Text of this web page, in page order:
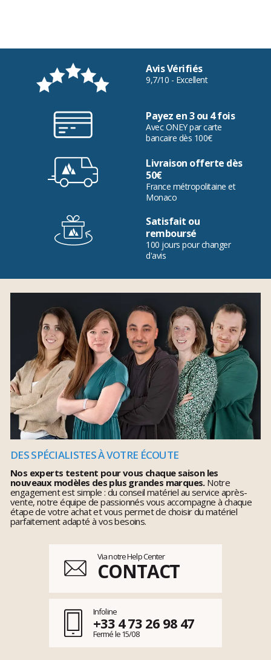
Avis Vérifiés
9,7/10 - Excellent
Payez en 3 ou 4 fois
Avec ONEY par carte
bancaire dès 100€
Livraison offerte dès
50€
France métropolitaine et
Monaco
Satisfait ou
remboursé
100 jours pour changer
d'avis
DES SPÉCIALISTES À VOTRE ÉCOUTE
Nos experts testent pour vous chaque saison les
nouveaux modèles des plus grandes marques.Notre
engagement est simple : du conseil matériel au service après-
vente, notre équipe de passionnés vous accompagne à chaque
étape de votre achat et vous permet de choisir du matériel
parfaitement adapté à vos besoins.
Via notre Help Center
CONTACT
Infoline
+33 4 73 26 98 47
Fermé le 15/08